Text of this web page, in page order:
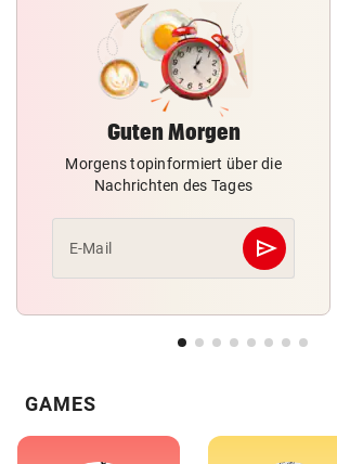
Guten Morgen
Morgens topinformiert über die
Nachrichten des Tages
E-Mail send
Abschicken
GAMES